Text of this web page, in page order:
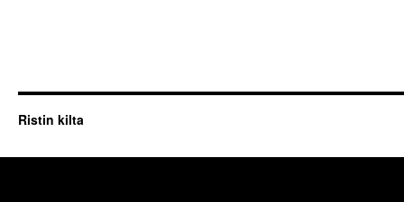
Ristin kilta